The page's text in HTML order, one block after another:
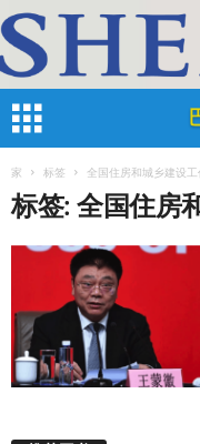
家 标签 全国住房和城乡建设工
标签: 全国住房